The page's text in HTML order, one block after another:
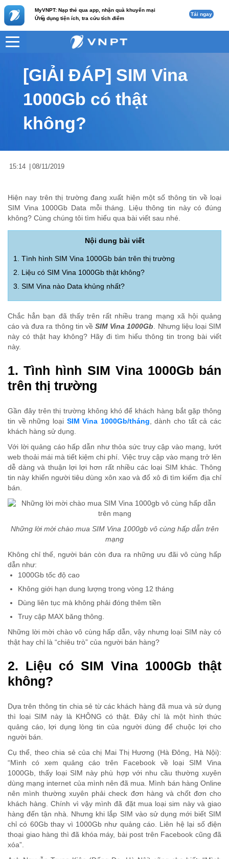
MyVNPT: Nạp thẻ qua app, nhận quà khuyến mại
Ứng dụng tiện ích, tra cứu tích điểm
c Tải ngay
VNPT Nội dung tin
[GIẢI ĐÁP] SIM Vina
1000Gb có thật
không?
15:14 08/11/2019
Hiện nay trên thị trường đang xuất hiện một số thông tin về loại
SIM Vina 1000Gb Data mỗi tháng. Liệu thông tin này có đúng
không? Cùng chúng tôi tìm hiểu qua bài viết sau nhé.
Nội dung bài viết
1. Tình hình SIM Vina 1000Gb bán trên thị trường
2. Liệu có SIM Vina 1000Gb thật không?
3. SIM Vina nào Data khủng nhất?
Chắc hẳn bạn đã thấy trên rất nhiều trang mạng xã hội quảng
cáo và đưa ra thông tin vềSIM Vina 1000Gb. Nhưng liệu loại SIM
này có thật hay không? Hãy đi tìm hiểu thông tin trong bài viết
này.
1. Tình hình SIM Vina 1000Gb bán
trên thị trường
Gần đây trên thị trường không khó để khách hàng bắt gặp thông
tin về những loại SIM Vina 1000Gb/tháng, dành cho tất cả các
khách hàng sử dụng.
Với lời quảng cáo hấp dẫn như thỏa sức truy cập vào mạng, lướt
web thoải mái mà tiết kiệm chi phí. Việc truy cập vào mạng trở lên
dễ dàng và thuận lợi lợi hơn rất nhiều các loại SIM khác. Thông
tin này khiến người tiêu dùng xôn xao và đổ xô đi tìm kiếm địa chỉ
bán.
Những lời mời chào mua SIM Vina 1000gb vô cùng hấp dẫn trên
mạng
Không chỉ thế, người bán còn đưa ra những ưu đãi vô cùng hấp
dẫn như:
1000Gb tốc độ cao
Không giới hạn dung lượng trong vòng 12 tháng
Dùng liên tục mà không phải đóng thêm tiền
Truy cập MAX băng thông.
Những lời mời chào vô cùng hấp dẫn, vậy nhưng loại SIM này có
thật hay chỉ là “chiêu trò” của người bán hàng?
2. Liệu có SIM Vina 1000Gb thật
không?
Dựa trên thông tin chia sẻ từ các khách hàng đã mua và sử dụng
thì loại SIM này là KHÔNG có thật. Đây chỉ là một hình thức
quảng cáo, lợi dụng lòng tin của người dùng để chuộc lợi cho
người bán.
Cụ thể, theo chia sẻ của chị Mai Thị Hương (Hà Đông, Hà Nội):
“Mình có xem quảng cáo trên Facebook về loại SIM Vina
1000Gb, thấy loại SIM này phù hợp với nhu cầu thường xuyên
dùng mạng internet của mình nên đã mua. Mình bán hàng Online
nên mình thường xuyên phải check đơn hàng và chốt đơn cho
khách hàng. Chính vì vậy mình đã đặt mua loại sim này và giao
hàng đến tận nhà. Nhưng khi lắp SIM vào sử dụng mới biết SIM
chỉ có 60Gb thay vì 1000Gb như quảng cáo. Liên hệ lại số điện
thoại giao hàng thì đã khóa máy, bài post trên Facebook cũng đã
xóa”.